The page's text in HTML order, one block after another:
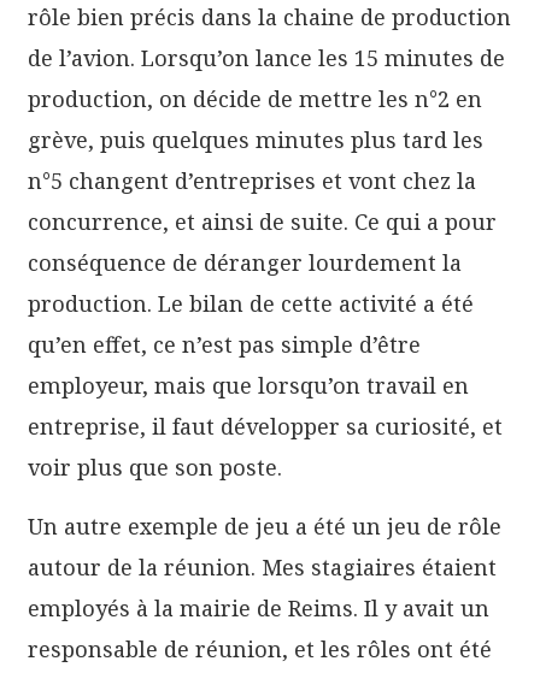
rôle bien précis dans la chaine de production
de l’avion. Lorsqu’on lance les 15 minutes de
production, on décide de mettre les n°2 en
grève, puis quelques minutes plus tard les
n°5 changent d’entreprises et vont chez la
concurrence, et ainsi de suite. Ce qui a pour
conséquence de déranger lourdement la
production. Le bilan de cette activité a été
qu’en effet, ce n’est pas simple d’être
employeur, mais que lorsqu’on travail en
entreprise, il faut développer sa curiosité, et
voir plus que son poste.
Un autre exemple de jeu a été un jeu de rôle
autour de la réunion. Mes stagiaires étaient
employés à la mairie de Reims. Il y avait un
responsable de réunion, et les rôles ont été